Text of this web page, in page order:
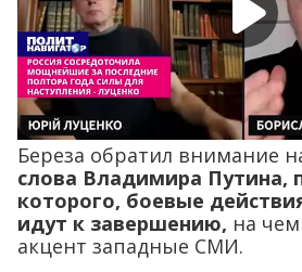
Береза обратил внимание
слова Владимира Путина,
которого, боевые
идут к завершению, на
акцент западные СМИ.